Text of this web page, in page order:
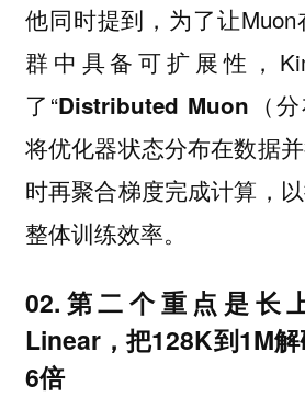
他同时提到，为了让
群中具备可扩展性，
了“Distributed Muon （
将优化器状态分布在数据
时再聚合梯度完成计算，
整体训练效率。
02.第二个重点是长
Linear，把128K到1M
6倍